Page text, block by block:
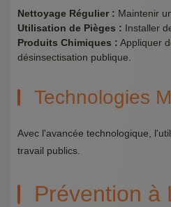
Nettoyage Régulier : Maintenir
Utilisation de Pièges : Installer
Produits Chimiques : Appliquer
désinsectisation publique.
Technologies
Avec l'avancée technologique,
travail publics.
Prévention à